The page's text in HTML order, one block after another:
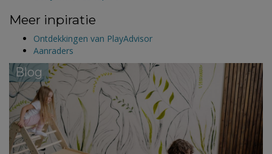
Meer inpiratie
Ontdekkingen van PlayAdvisor
Aanraders
Blog